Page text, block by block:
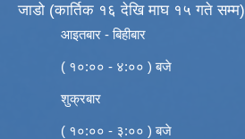
जाडो (कार्तिक १६ देखि माघ १५ गते सम्म)
आइतबार - बिहीबार
( १०:०० - ४:०० ) बजे
शुक्रबार
( १०:०० - ३:०० ) बजे